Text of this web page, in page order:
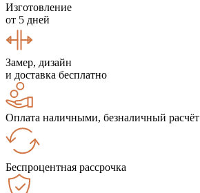
Изготовление
от 5 дней
Замер, дизайн
и доставка бесплатно
Оплата наличными, безналичный расчёт
Беспроцентная рассрочка